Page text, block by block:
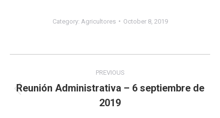
Category: Agricultores October 8, 2019
navigation
PREVIOUS
Previous
album:
Reunión Administrativa – 6 septiembre de
2019